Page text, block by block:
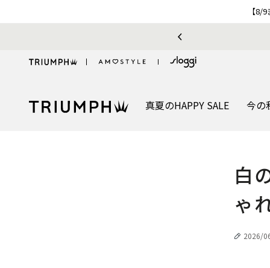
【8/
真夏のHAPPY SALE 今の
白
ゃ
作成日2026/